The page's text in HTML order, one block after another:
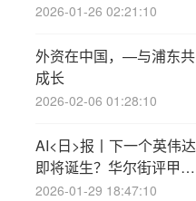
2026-01-26 02:21:10
外资在中国，—与浦东共
成长
2026-02-06 01:28:10
AI<日>报丨下一个英伟达
即将诞生？华尔街评甲骨
文暴涨：“一骑绝尘”的开
2026-01-29 18:47:10